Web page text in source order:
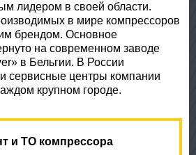
лидером в своей области.
в мире компрессоров
брендом. Основное
на современном заводе
в Бельгии. В России
и сервисные центры компании
крупном городе.
и ТО компрессора